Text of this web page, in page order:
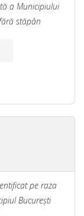
a Municipiului
stăpân
pe raza
Bucureşti